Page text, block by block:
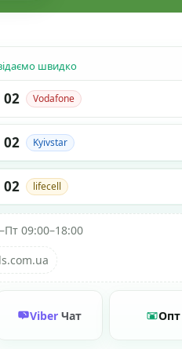
швидко
02 Vodafone
02 Kyivstar
02 lifecell
09:00–18:00
Viber Чат Опт